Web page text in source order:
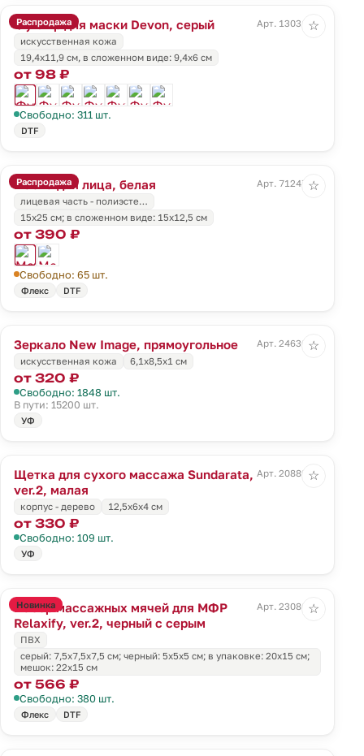
Распродажа
Футляр для маски Devon, серый
Арт. 13031.10
искусственная кожа
19,4х11,9 см, в сложенном виде: 9,4х6 см
от 98 ₽
Свободно: 311 шт.
DTF
☆
Распродажа
Маска для лица, белая
Арт. 71247.60
лицевая часть - полиэсте…
15x25 см; в сложенном виде: 15x12,5 см
от 390 ₽
Свободно: 65 шт.
Флекс DTF
☆
Зеркало New Image, прямоугольное
Арт. 24630.60
искусственная кожа
6,1х8,5х1 см
от 320 ₽
Свободно: 1848 шт.
В пути: 15200 шт.
УФ
☆
Щетка для сухого массажа Sundarata,
ver.2, малая
Арт. 20889.00
корпус - дерево 12,5х6х4 см
от 330 ₽
Свободно: 109 шт.
УФ
☆
Новинка
Набор массажных мячей для МФР
Relaxify, ver.2, черный с серым
Арт. 23086.30
ПВХ
серый: 7,5x7,5x7,5 см; черный: 5х5х5 см; в упаковке: 20х15 см;
мешок: 22х15 см
от 566 ₽
Свободно: 380 шт.
Флекс DTF
☆